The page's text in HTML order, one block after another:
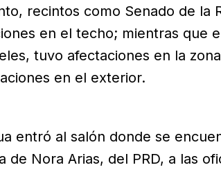
recintos como Senado de la
en el techo; mientras que
tuvo afectaciones en la
en el exterior.
entró al salón donde se
de Nora Arias, del PRD, a las